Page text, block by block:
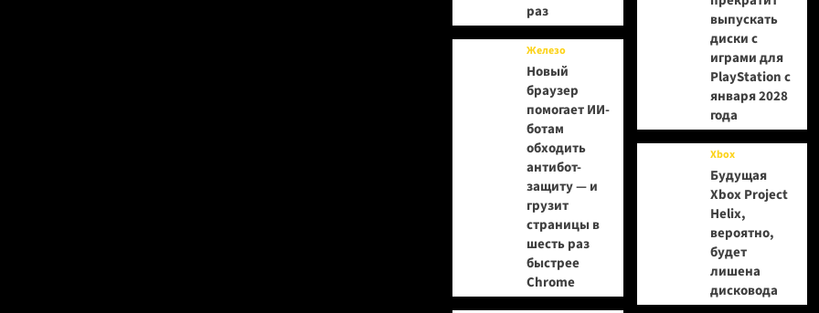
раз
Железо
Новый
браузер
помогает ИИ-
ботам
обходить
антибот-
защиту — и
грузит
страницы в
шесть раз
быстрее
Chrome
выпускать
диски с
играми для
PlayStation с
января 2028
года
Xbox
Будущая
Xbox Project
Helix,
вероятно,
будет
лишена
дисковода